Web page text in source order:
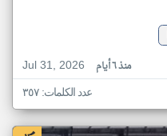
Jul 31, 2026
منذ ٦ أيام
عدد الكلمات: ٣٥٧